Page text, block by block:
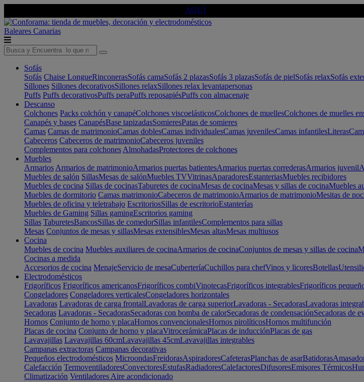
AQUÍ
Baleares Canarias
Sofás
Sofás Chaise LongueRinconerasSofás camaSofás 2 plazasSofás 3 plazasSofás de pielSofás relaxSofás
Sillones Sillones decorativosSillones relaxSillones relax levantapersonas
Puffs Puffs decorativosPuffs peraPuffs reposapiésPuffs con almacenaje
Descanso
Colchones Packs colchón y canapéColchones viscoelásticosColchones de muellesColchones de muelles
Canapés y bases CanapésBase tapizadasSomieresPatas de somieres
Camas Camas de matrimonioCamas doblesCamas individualesCamas juvenilesCamas infantilesLiteras
Cabeceros Cabeceros de matrimonioCabeceros juveniles
Complementos para colchones AlmohadasProtectores de colchones
Muebles
Armarios Armarios de matrimonioArmarios puertas batientesArmarios puertas correderasArmarios juvenil
Muebles de salón SillasMesas de salónMuebles TVVitrinasAparadoresEstanteriasMuebles recibidores
Muebles de cocina Sillas de cocinasTaburetes de cocinaMesas de cocinaMesas y sillas de cocinaMuebles
Muebles de dormitorio Camas matrimonioCabeceros de matrimonioArmarios de matrimonioMesitas de
Muebles de oficina y teletrabajo EscritoriosSillas de escritorioEstanterías
Muebles de Gaming Sillas gamingEscritorios gaming
Sillas TaburetesBancosSillas de comedorSillas infantilesComplementos para sillas
Mesas Conjuntos de mesas y sillasMesas extensiblesMesas altasMesas multiusos
Cocina
Muebles de cocina Muebles auxiliares de cocinaArmarios de cocinaConjuntos de mesas y sillas de cocina
Cocinas a medida
Accesorios de cocina MenajeServicio de mesaCuberteríaCuchillos para chefVinos y licoresBotellas
Electrodomésticos
Frigoríficos Frigoríficos americanosFrigoríficos combiVinotecasFrigoríficos integrablesFrigoríficos
Congeladores Congeladores verticalesCongeladores horizontales
Lavadoras Lavadoras de carga frontalLavadoras de carga superiorLavadoras - SecadorasLavadoras
Secadoras Lavadoras - SecadorasSecadoras con bomba de calorSecadoras de condensaciónSecadoras de
Hornos Conjunto de horno y placaHornos convencionalesHornos pirolíticosHornos multifunción
Placas de cocina Conjunto de horno y placaVitrocerámicaPlacas de inducciónPlacas de gas
Lavavajillas Lavavajillas 60cmLavavajillas 45cmLavavajillas integrables
Campanas extractoras Campanas decorativas
Pequeños electrodomésticos MicroondasFreidorasAspiradoresCafeterasPlanchas de asarBatidoras
Calefacción TermoventiladoresConvectoresEstufasRadiadoresCalefactoresDifusoresEmisores Térmicos
Climatización Ventiladores Aire acondicionado